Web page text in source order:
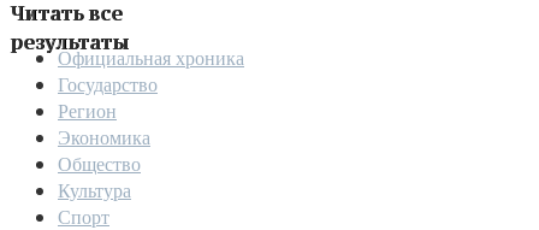
Читать все
результаты
Официальная хроника
Государство
Регион
Экономика
Общество
Культура
Спорт